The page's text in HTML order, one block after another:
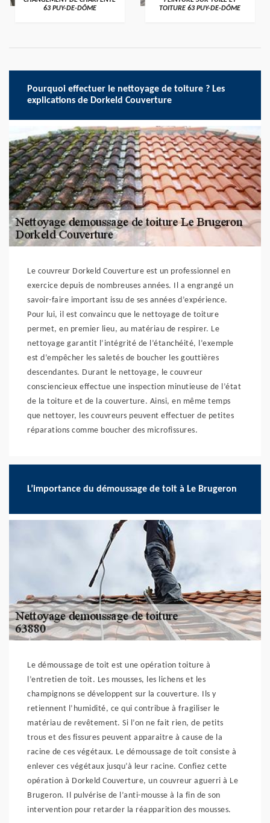
63 PUY-DE-DÔME
TOITURE 63 PUY-DE-DÔME
Pourquoi effectuer le nettoyage de toiture ? Les
explications de Dorkeld Couverture
Le couvreur Dorkeld Couverture est un professionnel en
exercice depuis de nombreuses années. Il a engrangé un
savoir-faire important issu de ses années d’expérience.
Pour lui, il est convaincu que le nettoyage de toiture
permet, en premier lieu, au matériau de respirer. Le
nettoyage garantit l’intégrité de l’étanchéité, l’exemple
est d’empêcher les saletés de boucher les gouttières
descendantes. Durant le nettoyage, le couvreur
consciencieux effectue une inspection minutieuse de l’état
de la toiture et de la couverture. Ainsi, en même temps
que nettoyer, les couvreurs peuvent effectuer de petites
réparations comme boucher des microfissures.
L’importance du démoussage de toit à Le Brugeron
Le démoussage de toit est une opération toiture à
l’entretien de toit. Les mousses, les lichens et les
champignons se développent sur la couverture. Ils y
retiennent l’humidité, ce qui contribue à fragiliser le
matériau de revêtement. Si l’on ne fait rien, de petits
trous et des fissures peuvent apparaitre à cause de la
racine de ces végétaux. Le démoussage de toit consiste à
enlever ces végétaux jusqu’à leur racine. Confiez cette
opération à Dorkeld Couverture, un couvreur aguerri à Le
Brugeron. Il pulvérise de l’anti-mousse à la fin de son
intervention pour retarder la réapparition des mousses.